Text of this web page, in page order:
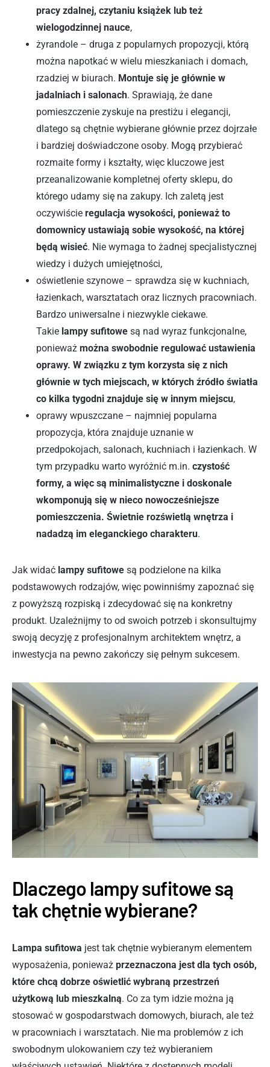
pracy zdalnej, czytaniu książek lub też
wielogodzinnej nauce,
żyrandole – druga z popularnych propozycji, którą
można napotkać w wielu mieszkaniach i domach,
rzadziej w biurach. Montuje się je głównie w
jadalniach i salonach. Sprawiają, że dane
pomieszczenie zyskuje na prestiżu i elegancji,
dlatego są chętnie wybierane głównie przez dojrzałe
i bardziej doświadczone osoby. Mogą przybierać
rozmaite formy i kształty, więc kluczowe jest
przeanalizowanie kompletnej oferty sklepu, do
którego udamy się na zakupy. Ich zaletą jest
oczywiście regulacja wysokości, ponieważ to
domownicy ustawiają sobie wysokość, na której
będą wisieć. Nie wymaga to żadnej specjalistycznej
wiedzy i dużych umiejętności,
oświetlenie szynowe – sprawdza się w kuchniach,
łazienkach, warsztatach oraz licznych pracowniach.
Bardzo uniwersalne i niezwykle ciekawe.
Takie lampy sufitowe są nad wyraz funkcjonalne,
ponieważ można swobodnie regulować ustawienia
oprawy. W związku z tym korzysta się z nich
głównie w tych miejscach, w których źródło światła
co kilka tygodni znajduje się w innym miejscu,
oprawy wpuszczane – najmniej popularna
propozycja, która znajduje uznanie w
przedpokojach, salonach, kuchniach i łazienkach. W
tym przypadku warto wyróżnić m.in. czystość
formy, a więc są minimalistyczne i doskonale
wkomponują się w nieco nowocześniejsze
pomieszczenia. Świetnie rozświetlą wnętrza i
nadadzą im eleganckiego charakteru.
Jak widać lampy sufitowe są podzielone na kilka
podstawowych rodzajów, więc powinniśmy zapoznać się
z powyższą rozpiską i zdecydować się na konkretny
produkt. Uzależnijmy to od swoich potrzeb i skonsultujmy
swoją decyzję z profesjonalnym architektem wnętrz, a
inwestycja na pewno zakończy się pełnym sukcesem.
Dlaczego lampy sufitowe są
tak chętnie wybierane?
Lampa sufitowa jest tak chętnie wybieranym elementem
wyposażenia, ponieważ przeznaczona jest dla tych osób,
które chcą dobrze oświetlić wybraną przestrzeń
użytkową lub mieszkalną. Co za tym idzie można ją
stosować w gospodarstwach domowych, biurach, ale też
w pracowniach i warsztatach. Nie ma problemów z ich
swobodnym ulokowaniem czy też wybieraniem